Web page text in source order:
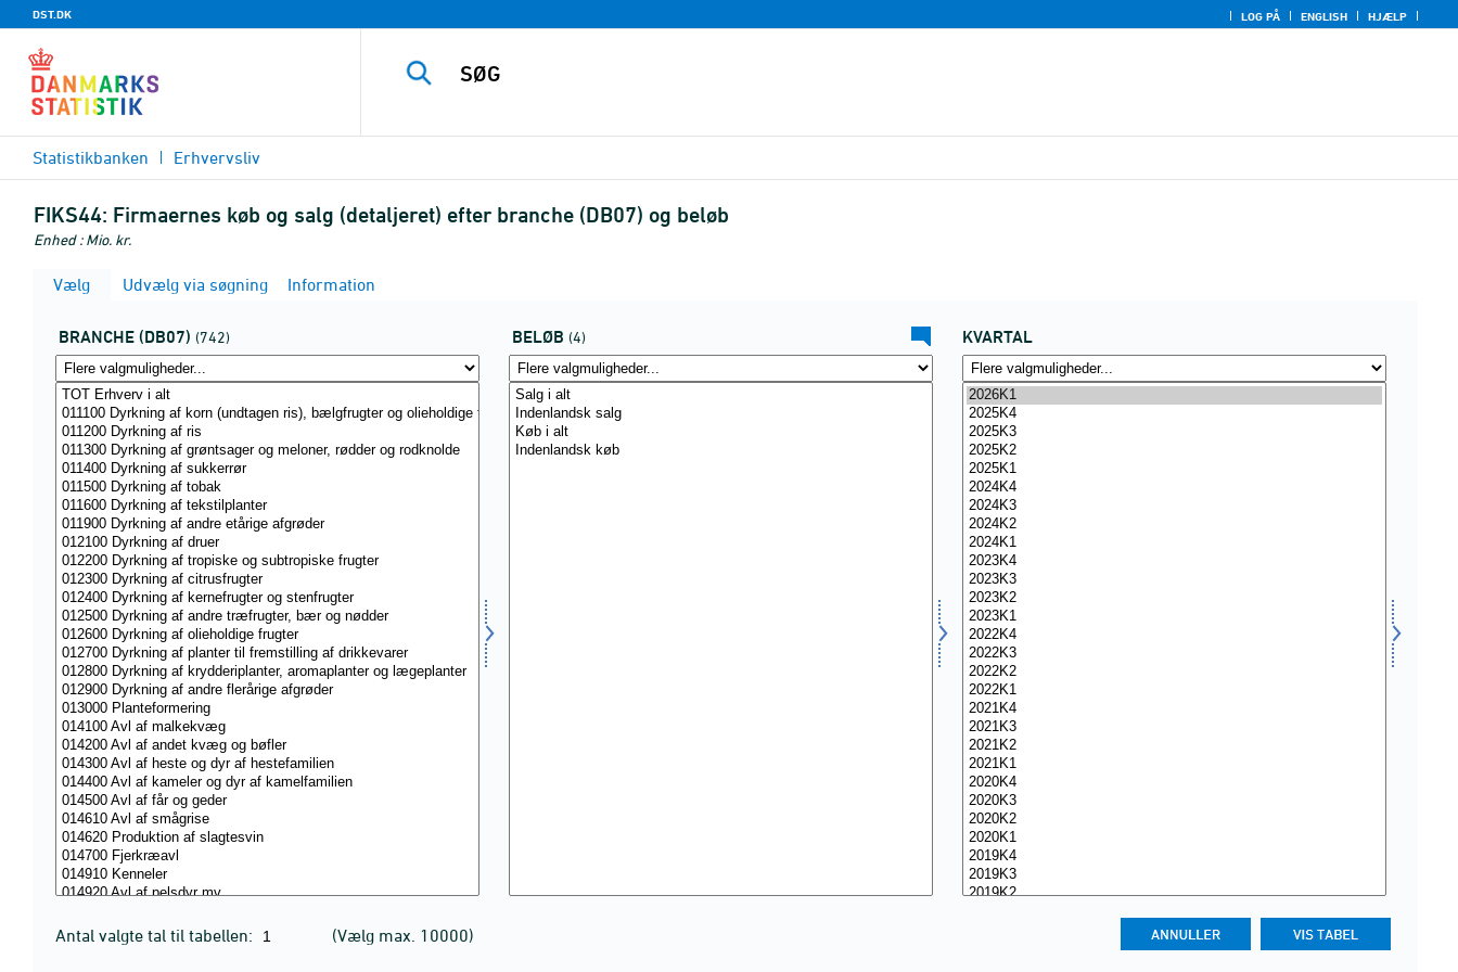
DST.DK LOG PÅ ENGLISH HJÆLP
Statistikbanken Erhvervsliv
FIKS44: Firmaernes køb og salg (detaljeret) efter branche (DB07) og beløb
Enhed : Mio. kr.
Vælg Udvælg via søgning Information
BRANCHE (DB07) (742) BELØB (4) KVARTAL
Antal valgte tal til tabellen: (Vælg max. 10000)